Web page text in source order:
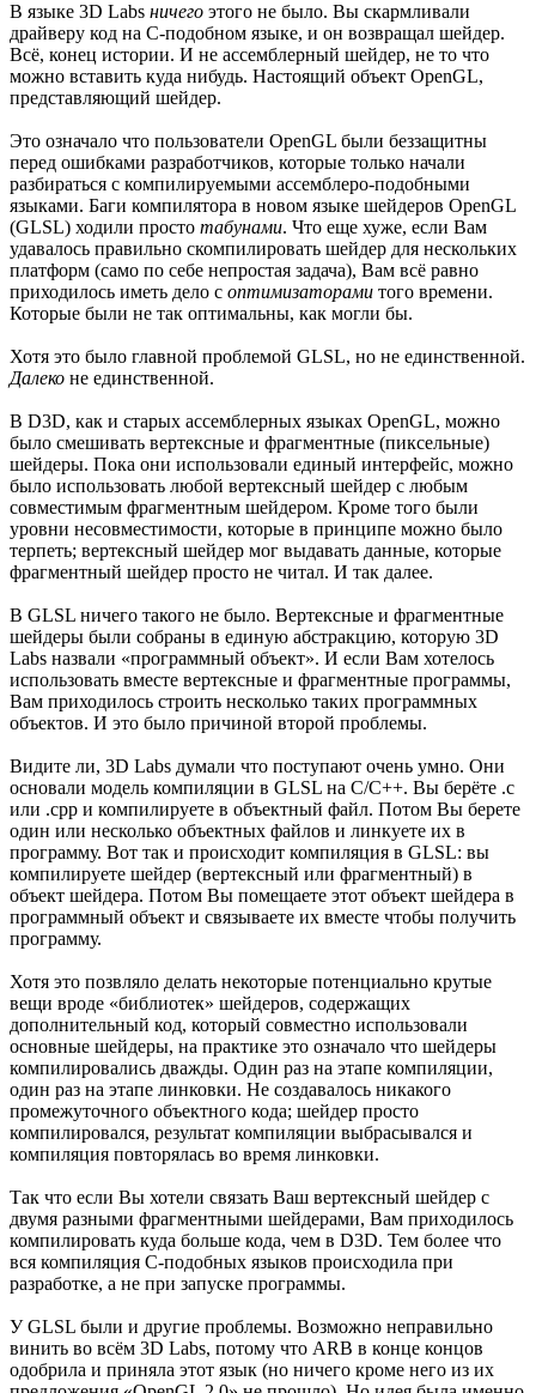
В языке 3D Labs ничего этого не было. Вы скармливали
драйверу код на C-подобном языке, и он возвращал шейдер.
Всё, конец истории. И не ассемблерный шейдер, не то что
можно вставить куда нибудь. Настоящий объект OpenGL,
представляющий шейдер.
Это означало что пользователи OpenGL были беззащитны
перед ошибками разработчиков, которые только начали
разбираться с компилируемыми ассемблеро-подобными
языками. Баги компилятора в новом языке шейдеров OpenGL
(GLSL) ходили просто табунами. Что еще хуже, если Вам
удавалось правильно скомпилировать шейдер для нескольких
платформ (само по себе непростая задача), Вам всё равно
приходилось иметь дело с оптимизаторами того времени.
Которые были не так оптимальны, как могли бы.
Хотя это было главной проблемой GLSL, но не единственной.
Далеко не единственной.
В D3D, как и старых ассемблерных языках OpenGL, можно
было смешивать вертексные и фрагментные (пиксельные)
шейдеры. Пока они использовали единый интерфейс, можно
было использовать любой вертексный шейдер с любым
совместимым фрагментным шейдером. Кроме того были
уровни несовместимости, которые в принципе можно было
терпеть; вертексный шейдер мог выдавать данные, которые
фрагментный шейдер просто не читал. И так далее.
В GLSL ничего такого не было. Вертексные и фрагментные
шейдеры были собраны в единую абстракцию, которую 3D
Labs назвали «программный объект». И если Вам хотелось
использовать вместе вертексные и фрагментные программы,
Вам приходилось строить несколько таких программных
объектов. И это было причиной второй проблемы.
Видите ли, 3D Labs думали что поступают очень умно. Они
основали модель компиляции в GLSL на C/C++. Вы берёте .c
или .cpp и компилируете в объектный файл. Потом Вы берете
один или несколько объектных файлов и линкуете их в
программу. Вот так и происходит компиляция в GLSL: вы
компилируете шейдер (вертексный или фрагментный) в
объект шейдера. Потом Вы помещаете этот объект шейдера в
программный объект и связываете их вместе чтобы получить
программу.
Хотя это позвляло делать некоторые потенциально крутые
вещи вроде «библиотек» шейдеров, содержащих
дополнительный код, который совместно использовали
основные шейдеры, на практике это означало что шейдеры
компилировались дважды. Один раз на этапе компиляции,
один раз на этапе линковки. Не создавалось никакого
промежуточного объектного кода; шейдер просто
компилировался, результат компиляции выбрасывался и
компиляция повторялась во время линковки.
Так что если Вы хотели связать Ваш вертексный шейдер с
двумя разными фрагментными шейдерами, Вам приходилось
компилировать куда больше кода, чем в D3D. Тем более что
вся компиляция C-подобных языков происходила при
разработке, а не при запуске программы.
У GLSL были и другие проблемы. Возможно неправильно
винить во всём 3D Labs, потому что ARB в конце концов
одобрила и приняла этот язык (но ничего кроме него из их